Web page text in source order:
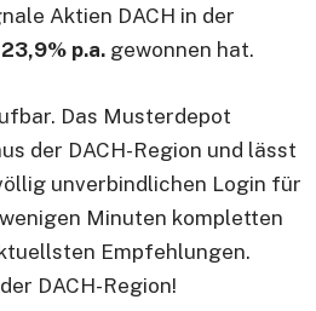
Aktien DACH in der
23,9% p.a. gewonnen hat.
Das Musterdepot
der DACH-Region und lässt
unverbindlichen Login für
Minuten kompletten
Empfehlungen.
DACH-Region!